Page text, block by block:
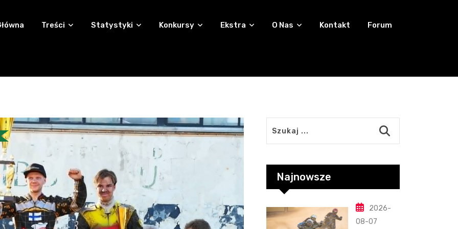
Treści Statystyki Konkursy Ekstra O Nas Kontakt Forum
Najnowsze
2026-
08-07